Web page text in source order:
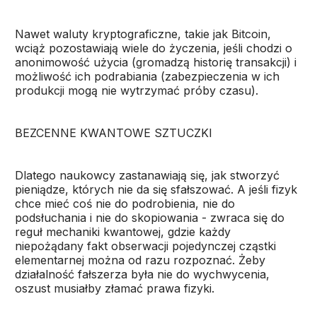
Nawet waluty kryptograficzne, takie jak Bitcoin,
wciąż pozostawiają wiele do życzenia, jeśli chodzi o
anonimowość użycia (gromadzą historię transakcji) i
możliwość ich podrabiania (zabezpieczenia w ich
produkcji mogą nie wytrzymać próby czasu).
BEZCENNE KWANTOWE SZTUCZKI
Dlatego naukowcy zastanawiają się, jak stworzyć
pieniądze, których nie da się sfałszować. A jeśli fizyk
chce mieć coś nie do podrobienia, nie do
podsłuchania i nie do skopiowania - zwraca się do
reguł mechaniki kwantowej, gdzie każdy
niepożądany fakt obserwacji pojedynczej cząstki
elementarnej można od razu rozpoznać. Żeby
działalność fałszerza była nie do wychwycenia,
oszust musiałby złamać prawa fizyki.